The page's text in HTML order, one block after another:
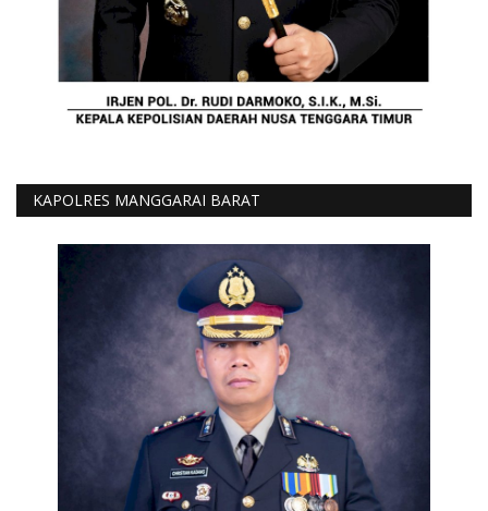
KAPOLRES MANGGARAI BARAT